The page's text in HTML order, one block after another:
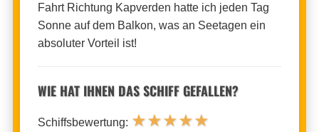
Fahrt Richtung Kapverden hatte ich jeden Tag
Sonne auf dem Balkon, was an Seetagen ein
absoluter Vorteil ist!
WIE HAT IHNEN DAS SCHIFF GEFALLEN?
Schiffsbewertung: ★★★★★